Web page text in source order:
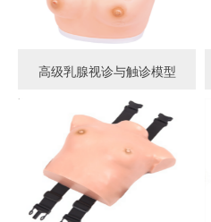
高级乳腺视诊与触诊模型